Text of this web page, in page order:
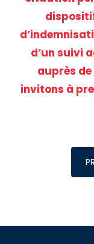
d’un suivi
auprès
invitons à